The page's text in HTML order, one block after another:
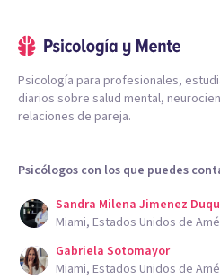
Psicología para profesionales,
diarios sobre salud mental,
relaciones de pareja.
Psicólogos con los que puedes
Sandra Milena Jimenez
Miami, Estados Unidos de
Gabriela Sotomayor
Miami, Estados Unidos de